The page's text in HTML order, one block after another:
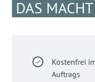
DAS
Kostenfrei
Auftrags